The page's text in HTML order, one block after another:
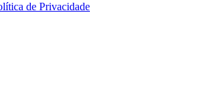
de Privacidade